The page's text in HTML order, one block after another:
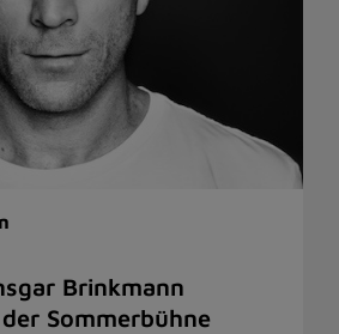
Brinkmann
Sommerbühne